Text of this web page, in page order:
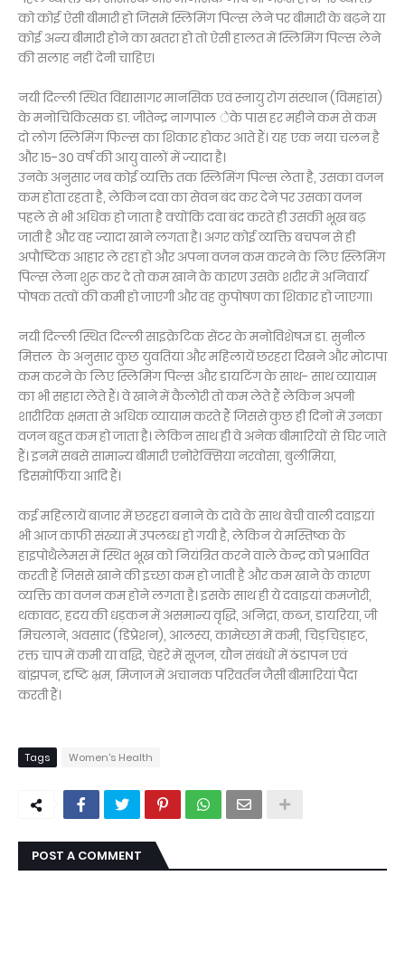
को कोई ऐसी बीमारी हो जिसमें स्लिमिंग पिल्स लेने पर बीमारी के बढ़ने या
कोई अन्य बीमारी होने का खतरा हो तो ऐसी हालत में स्लिमिंग पिल्स लेने
की सलाह नहीं देनी चाहिए।
नयी दिल्ली स्थित विद्यासागर मानसिक एवं स्नायु रोग संस्थान (विमहांस)
के मनोचिकित्सक डा. जीतेन्द्र नागपाल ेके पास हर महीने कम से कम
दो लोग स्लिमिंग फिल्स का शिकार होकर आते हैं। यह एक नया चलन है
और 15-30 वर्ष की आयु वालों में ज्यादा है।
उनके अनुसार जब कोई व्यक्ति तक स्लिमिंग पिल्स लेता है, उसका वजन
कम होता रहता है, लेकिन दवा का सेवन बंद कर देने पर उसका वजन
पहले से भी अधिक हो जाता है क्योंकि दवा बंद करते ही उसकी भूख बढ़
जाती है और वह ज्यादा खाने लगता है। अगर कोई व्यक्ति बचपन से ही
अपौष्टिक आहार ले रहा हो और अपना वजन कम करने के लिए स्लिमिंग
पिल्स लेना शुरू कर दे तो कम खाने के कारण उसके शरीर में अनिवार्य
पोषक तत्वों की कमी हो जाएगी और वह कुपोषण का शिकार हो जाएगा।
नयी दिल्ली स्थित दिल्ली साइक्रेटिक सेंटर के मनोविशेषज्ञ डा. सुनील
मित्तल के अनुसार कुछ युवतियां और महिलायें छरहरा दिखने और मोटापा
कम करने के लिए स्लिमिंग पिल्स और डायटिंग के साथ- साथ व्यायाम
का भी सहारा लेते हैं। वे खाने में कैलोरी तो कम लेते हैं लेकिन अपनी
शारीरिक क्षमता से अधिक व्यायाम करते हैं जिससे कुछ ही दिनों में उनका
वजन बहुत कम हो जाता है। लेकिन साथ ही वे अनेक बीमारियों से घिर जाते
हैं। इनमें सबसे सामान्य बीमारी एनोरेक्सिया नरवोसा, बुलीमिया,
डिसमोर्फिया आदि हैं।
कई महिलायें बाजार में छरहरा बनाने के दावे के साथ बेची वाली दवाइयां
भी आज काफी संख्या में उपलब्ध हो गयी है, लेकिन ये मस्तिष्क के
हाइपोथैलेमस में स्थित भूख को नियंत्रित करने वाले केन्द्र को प्रभावित
करती हैं जिससे खाने की इच्छा कम हो जाती है और कम खाने के कारण
व्यक्ति का वजन कम होने लगता है। इसके साथ ही ये दवाइयां कमजोरी,
थकावट, हदय की धड़कन में असमान्य वृद्धि, अनिद्रा, कब्ज, डायरिया, जी
मिचलाने, अवसाद (डिप्रेशन), आलस्य, कामेच्छा में कमी, चिड़चिड़ाहट,
रक्त चाप में कमी या वद्धि, चेहरे में सूजन, यौन संबंधों में ठंडापन एवं
बांझपन, दृष्टि भ्रम, मिजाज में अचानक परिवर्तन जैसी बीमारियां पैदा
करती हैं।
Tags Women's Health
POST A COMMENT